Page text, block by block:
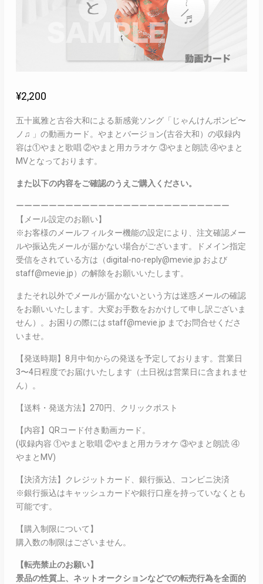
¥2,200
五十嵐雅と古谷大和による新感覚ソング「じゃんけんポンピ〜
ノ♫ 」の動画カード。やまとバージョン(古谷大和）の収録内
容は①やまと歌唱 ②やまと用カラオケ ③やまと朗読 ④やまと
MVとなっております。
また以下の内容をご確認のうえご購入ください。
ーーーーーーーーーーーーーーーーーーーーーーーーーー
【メール設定のお願い】
※お客様のメールフィルター機能の設定により、注文確認メー
ルや振込先メールが届かない場合がございます。ドメイン指定
受信をされている方は（digital-no-reply@mevie.jp および
staff@mevie.jp）の解除をお願いいたします。
またそれ以外でメールが届かないという方は迷惑メールの確認
をお願いいたします。大変お手数をおかけして申し訳ございま
せん）。お困りの際には staff@mevie.jp までお問合せくださ
いませ。
【発送時期】8月中旬からの発送を予定しております。営業日
3〜4日程度でお届けいたします（土日祝は営業日に含まれませ
ん）。
【送料・発送方法】270円、クリックポスト
【内容】QRコード付き動画カード。
(収録内容 ①やまと歌唱 ②やまと用カラオケ ③やまと朗読 ④
やまとMV)
【決済方法】クレジットカード、銀行振込、コンビニ決済
※銀行振込はキャッシュカードや銀行口座を持っていなくとも
可能です。
【購入制限について】
購入数の制限はございません。
【転売禁止のお願い】
景品の性質上、ネットオークションなどでの転売行為を全面的